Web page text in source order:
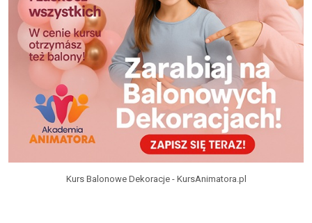
Kurs Balonowe Dekoracje - KursAnimatora.pl